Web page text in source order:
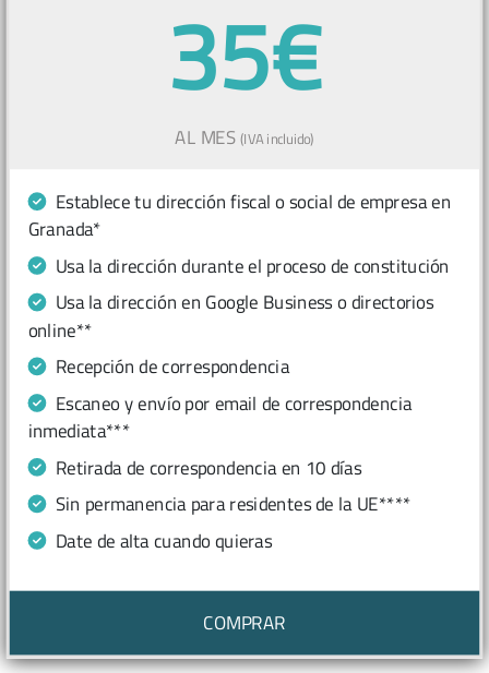
35€
AL MES(IVA incluido)
Establece tu dirección fiscal o social de empresa en
Granada*
Usa la dirección durante el proceso de constitución
Usa la dirección en Google Business o directorios
online**
Recepción de correspondencia
Escaneo y envío por email de correspondencia
inmediata***
Retirada de correspondencia en 10 días
Sin permanencia para residentes de la UE****
Date de alta cuando quieras
COMPRAR